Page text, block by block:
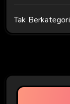
Tak Berkategori